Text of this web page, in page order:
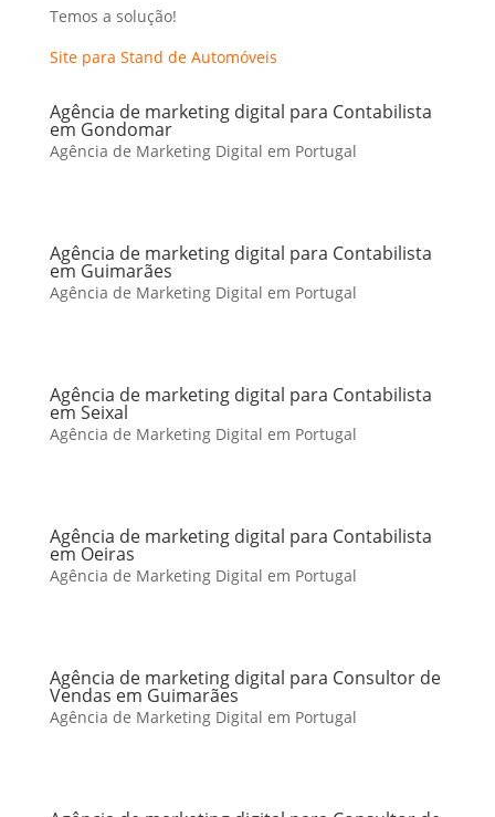
Temos a solução!
Site para Stand de Automóveis
Agência de marketing digital para Contabilista
em Gondomar
Agência de Marketing Digital em Portugal
Agência de marketing digital para Contabilista
em Guimarães
Agência de Marketing Digital em Portugal
Agência de marketing digital para Contabilista
em Seixal
Agência de Marketing Digital em Portugal
Agência de marketing digital para Contabilista
em Oeiras
Agência de Marketing Digital em Portugal
Agência de marketing digital para Consultor de
Vendas em Guimarães
Agência de Marketing Digital em Portugal